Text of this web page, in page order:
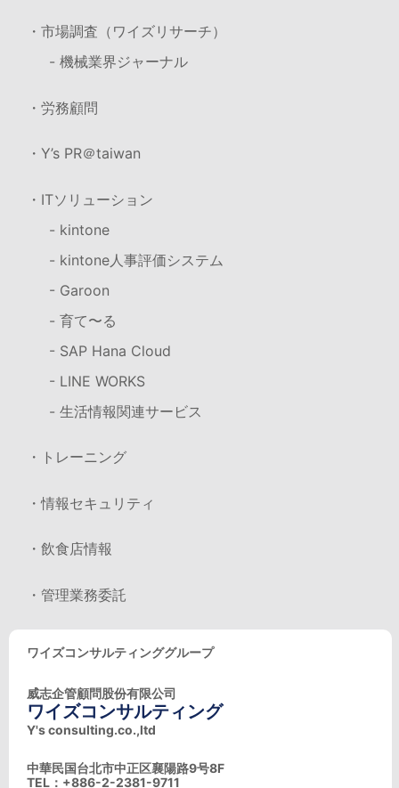
・市場調査（ワイズリサーチ）
- 機械業界ジャーナル
・労務顧問
・Y’s PR＠taiwan
・ITソリューション
- kintone
- kintone人事評価システム
- Garoon
- 育て〜る
- SAP Hana Cloud
- LINE WORKS
- 生活情報関連サービス
・トレーニング
・情報セキュリティ
・飲食店情報
・管理業務委託
ワイズコンサルティンググループ
威志企管顧問股份有限公司
ワイズコンサルティング
Y's consulting.co.,ltd
中華民国台北市中正区襄陽路9号8F
TEL：+886-2-2381-9711